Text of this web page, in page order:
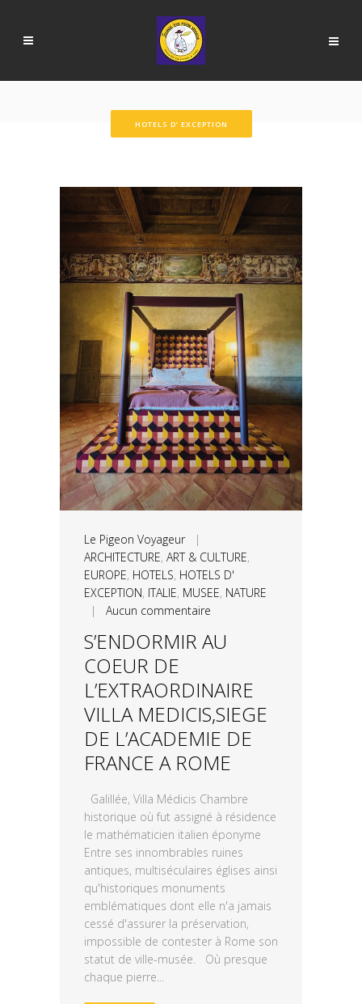
HOTELS D’ EXCEPTION
Le Pigeon Voyageur|
ARCHITECTURE, ART & CULTURE,
EUROPE, HOTELS, HOTELS D'
EXCEPTION, ITALIE, MUSEE, NATURE
| Aucun commentaire
S’ENDORMIR AU
COEUR DE
L’EXTRAORDINAIRE
VILLA MEDICIS,SIEGE
DE L’ACADEMIE DE
FRANCE A ROME
Galillée, Villa Médicis Chambre
historique où fut assigné à résidence
le mathématicien italien éponyme
Entre ses innombrables ruines
antiques, multiséculaires églises ainsi
qu'historiques monuments
emblématiques dont elle n'a jamais
cessé d'assurer la préservation,
impossible de contester à Rome son
statut de ville-musée. Où presque
chaque pierre...